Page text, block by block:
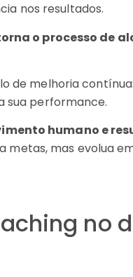
nos resultados.
o processo de
de melhoria
sua performance.
humano e
metas, mas evolua
no